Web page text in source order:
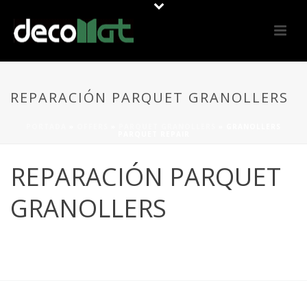
REPARACIÓN PARQUET GRANOLLERS
REPARACIÓN PARQUET
GRANOLLERS